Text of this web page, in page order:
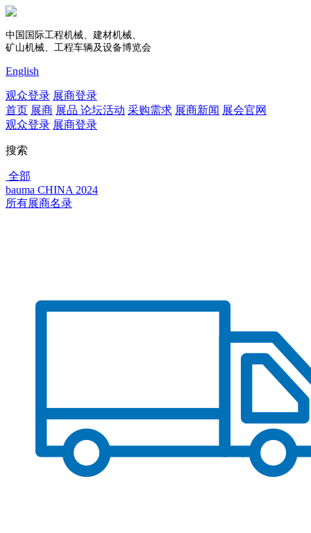
中国国际工程机械、建材机械、
矿山机械、工程车辆及设备博览会
English
观众登录 展商登录
首页 展商 展品 论坛活动 采购需求 展商新闻 展会官网
观众登录 展商登录
搜索
全部
bauma CHINA 2024
所有展商名录